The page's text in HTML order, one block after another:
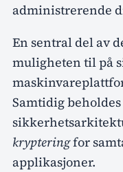
administrerende
En sentral del av
muligheten til på
Samtidig
krypteringfor
applikasjoner.